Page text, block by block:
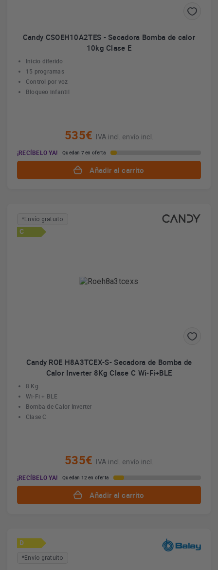
Candy CSOEH10A2TES - Secadora Bomba de calor
10kg Clase E
Inicio diferido
15 programas
Control por voz
Bloqueo infantil
535€
IVA incl. envío incl.
¡RECÍBELO YA!
Quedan 7 en oferta
Añadir al carrito
*Envío gratuito
C
Candy ROE H8A3TCEX-S- Secadora de Bomba de
Calor Inverter 8Kg Clase C Wi-Fi+BLE
8 Kg
Wi-Fi + BLE
Bomba de Calor Inverter
Clase C
535€
IVA incl. envío incl.
¡RECÍBELO YA!
Quedan 12 en oferta
Añadir al carrito
D
*Envío gratuito